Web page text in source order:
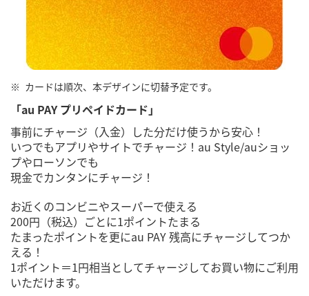
カードは順次、本デザインに切替予定です。
「au PAY プリペイドカード」
事前にチャージ（入金）した分だけ使うから安心！
いつでもアプリやサイトでチャージ！au Style/auショッ
プやローソンでも
現金でカンタンにチャージ！
お近くのコンビニやスーパーで使える
200円（税込）ごとに1ポイントたまる
たまったポイントを更にau PAY 残高にチャージしてつか
える！
1ポイント＝1円相当としてチャージしてお買い物にご利用
いただけます。